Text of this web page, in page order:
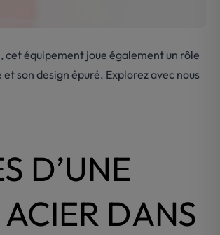
équipement joue également un rôle
son design épuré. Explorez avec nous
D’UNE
DANS